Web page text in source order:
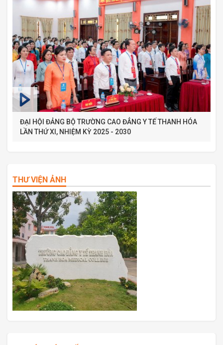
ĐẠI HỘI ĐẢNG BỘ TRƯỜNG CAO ĐẲNG Y TẾ THANH HÓA
LẦN THỨ XI, NHIỆM KỲ 2025 - 2030
THƯ VIỆN ẢNH